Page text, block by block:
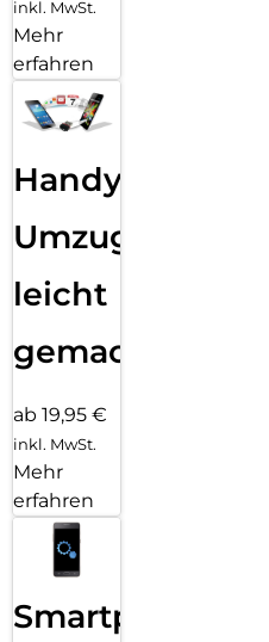
inkl. MwSt.
Mehr
erfahren
Handy
Umzug
leicht
gemacht!
ab 19,95 €
inkl. MwSt.
Mehr
erfahren
Smartphone